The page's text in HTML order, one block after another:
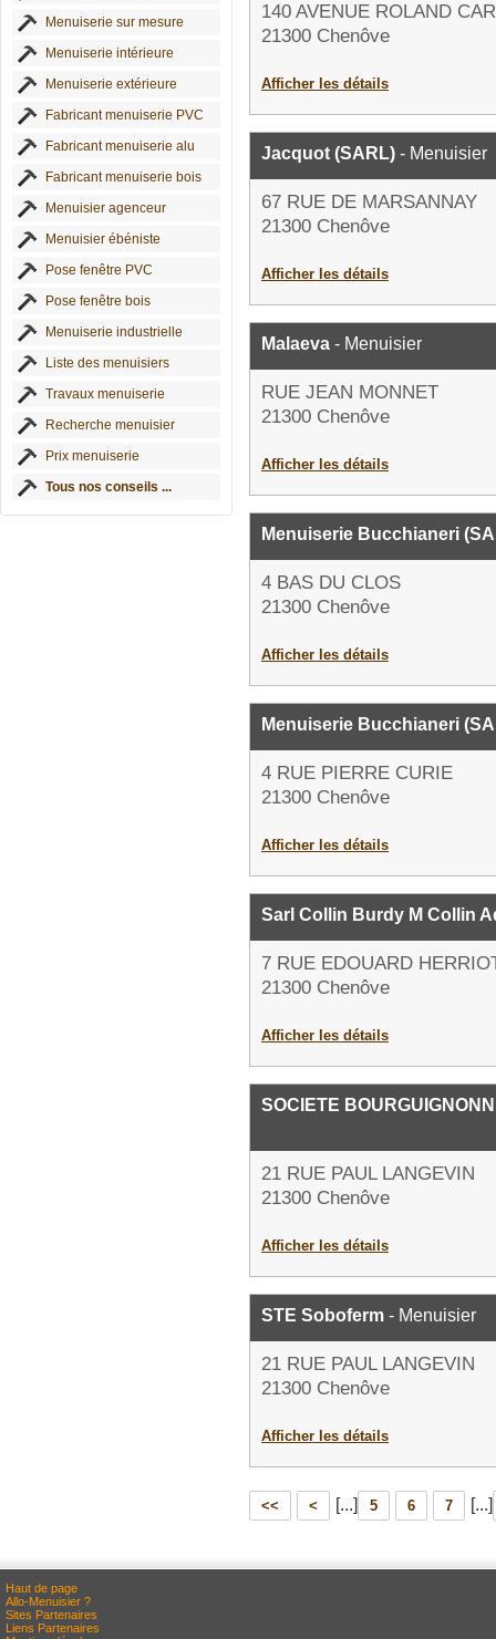
Menuiserie sur mesure
Menuiserie intérieure
Menuiserie extérieure
Fabricant menuiserie PVC
Fabricant menuiserie alu
Fabricant menuiserie bois
Menuisier agenceur
Menuisier ébéniste
Pose fenêtre PVC
Pose fenêtre bois
Menuiserie industrielle
Liste des menuisiers
Travaux menuiserie
Recherche menuisier
Prix menuiserie
Tous nos conseils ...
140 AVENUE ROLAND
21300 Chenôve
Afficher les détails
Jacquot (SARL) - Menuisier
67 RUE DE MARSANNAY
21300 Chenôve
Afficher les détails
Malaeva - Menuisier
RUE JEAN MONNET
21300 Chenôve
Afficher les détails
Menuiserie Bucchianeri
4 BAS DU CLOS
21300 Chenôve
Afficher les détails
Menuiserie Bucchianeri
4 RUE PIERRE CURIE
21300 Chenôve
Afficher les détails
Sarl Collin Burdy M Collin
7 RUE EDOUARD
21300 Chenôve
Afficher les détails
SOCIETE
21 RUE PAUL LANGEVIN
21300 Chenôve
Afficher les détails
STE Soboferm - Menuisier
21 RUE PAUL LANGEVIN
21300 Chenôve
Afficher les détails
<< < [...] 5 6 7 [...]
Haut de page
Allo-Menuisier ?
Sites Partenaires
Liens Partenaires